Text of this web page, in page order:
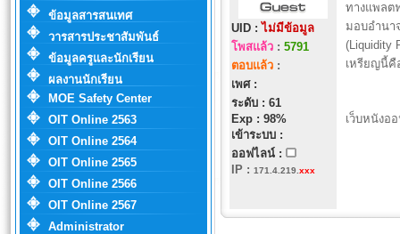
ข้อมูลสารสนเทศ
วารสารประชาสัมพันธ์
ข้อมูลครูและนักเรียน
ผลงานนักเรียน
MOE Safety Center
OIT Online 2563
OIT Online 2564
OIT Online 2565
OIT Online 2566
OIT Online 2567
Administrator
UID :ไม่มีข้อมูล
โพสแล้ว: 5791
ตอบแล้ว:
เพศ :
ระดับ : 61
Exp : 98%
เข้าระบบ :
ออฟไลน์ :
IP : 171.4.219. xxx
ทางแพลต
มอบอำนา
(Liquidity
เหรียญนี้คื
เว็บหนังอ